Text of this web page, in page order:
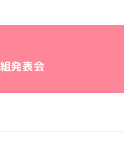
発表会